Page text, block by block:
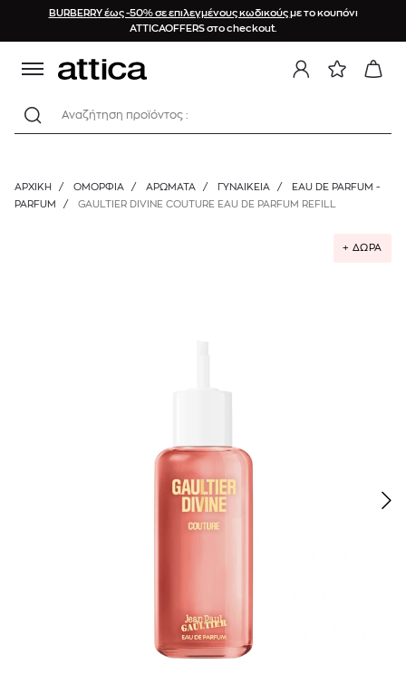
BURBERRY έως -50% σε επιλεγμένους κωδικούςμε το κουπόνι
ATTICAOFFERS στο checkout.
Αναζήτηση προϊόντος :
ΑΡΧΙΚΉ / ΟΜΟΡΦΙΑ / ΑΡΩΜΑΤΑ / ΓΥΝΑΙΚΕΊΑ /
EAU DE PARFUM -
PARFUM
/ GAULTIER DIVINE COUTURE EAU DE PARFUM REFILL
+ ΔΩΡΑ